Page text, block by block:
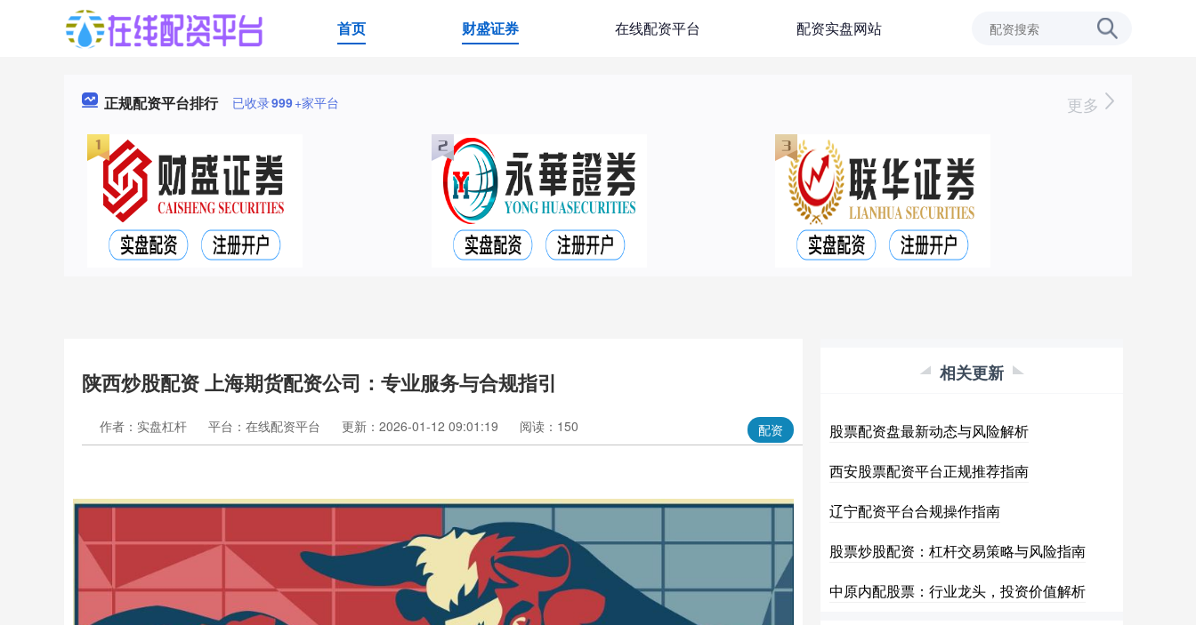
首页 财盛证券 在线配资平台 配资实盘网站
正规配资平台排行 已收录999+家平台 更多
陕西炒股配资 上海期货配资公司：专业服务与合规指引
配资
作者：实盘杠杆 平台：在线配资平台 更新：2026-01-12 09:01:19 阅读：150
相关更新
股票配资盘最新动态与风险解析
西安股票配资平台正规推荐指南
辽宁配资平台合规操作指南
股票炒股配资：杠杆交易策略与风险指南
中原内配股票：行业龙头，投资价值解析